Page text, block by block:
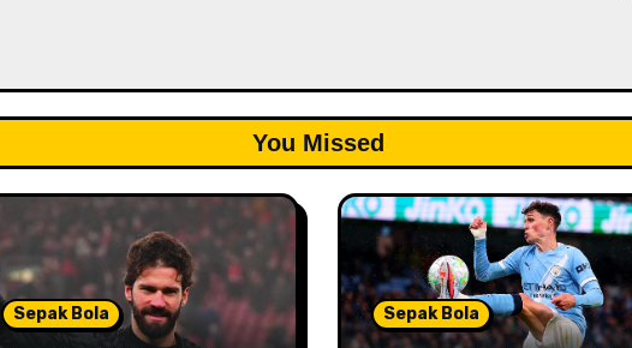
You Missed
Sepak Bola Sepak Bola